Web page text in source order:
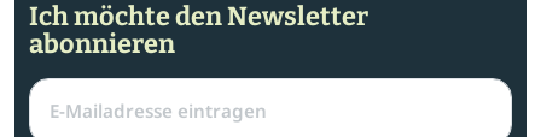
Ich möchte den Newsletter
abonnieren